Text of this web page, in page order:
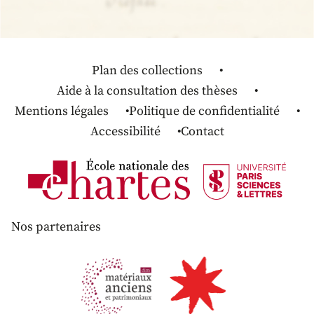
Plan des collections
Aide à la consultation des thèses
Mentions légales
Politique de confidentialité
Accessibilité
Contact
Nos partenaires